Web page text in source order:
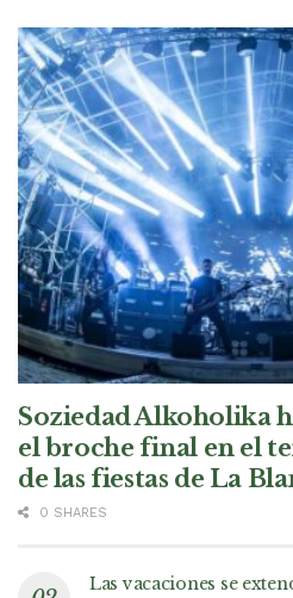
Soziedad Alkoholika
el broche final en el
de las fiestas de La
0 SHARES
Las vacaciones se